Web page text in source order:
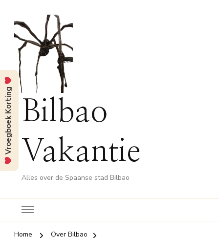
Bilbao
Vakantie
Alles over de Spaanse stad Bilbao
Home
Over Bilbao
Vroegboek Korting